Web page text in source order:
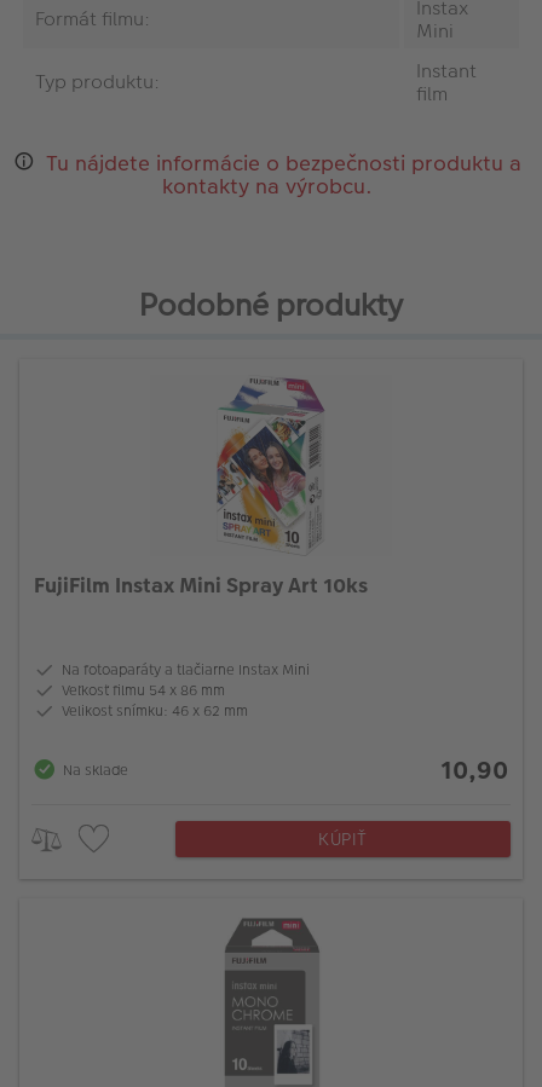
Formát filmu:
Instax
Mini
Typ produktu:
Instant
film
Tu nájdete informácie o bezpečnosti produktu a
kontakty na výrobcu.
Podobné produkty
FujiFilm Instax Mini Spray Art 10ks
Na fotoaparáty a tlačiarne Instax Mini
Veľkosť filmu 54 x 86 mm
Velikost snímku: 46 x 62 mm
Na sklade 10,90
KÚPIŤ